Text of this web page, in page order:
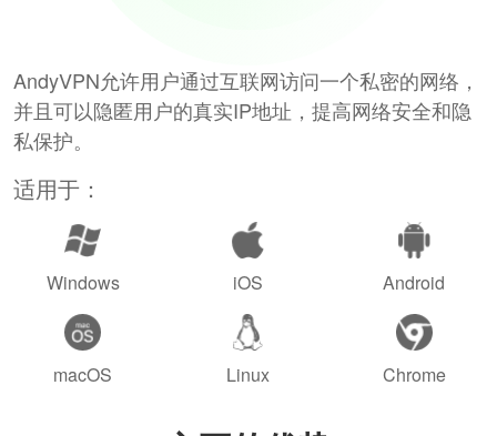
AndyVPN允许用户通过互联网访问一个私密的网络，
并且可以隐匿用户的真实IP地址，提高网络安全和隐
私保护。
适用于：
Windows iOS Android
macOS Linux Chrome